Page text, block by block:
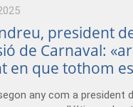
president
de Carnaval:
en que tothom
any com a president